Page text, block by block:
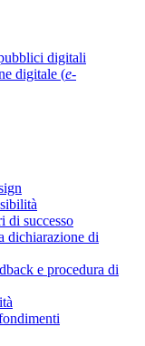
digitali
digitale (e-
di successo
dichiarazione di
e procedura di